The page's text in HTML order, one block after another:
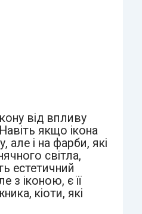
від впливу
якщо ікона
але і на фарби, які
світла,
естетичний
з іконою, є її
кіоти, які